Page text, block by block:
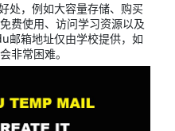
处，例如大容量存储、购买
费使用、访问学习资源以及
邮箱地址仅由学校提供，如
非常困难。